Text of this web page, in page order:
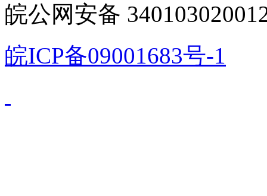
皖公网安备
皖ICP备09001683号-1